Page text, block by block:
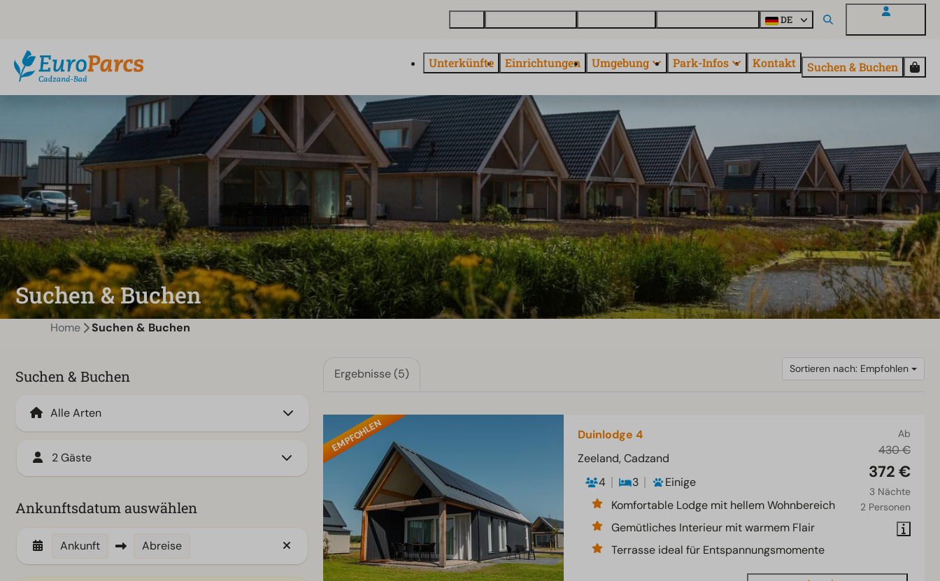
DE
Unterkünfte Einrichtungen Umgebung Park-Infos Kontakt Suchen & Buchen
Suchen & Buchen
Home Suchen & Buchen
Suchen & Buchen
2 Gäste
Ankunftsdatum auswählen
Ankunft Abreise
Sortieren nach: Empfohlen
Ergebnisse (5)
EMPFOHLEN Ab
430 €
372 €
3 Nächte
2 Personen
Duinlodge 4
Zeeland, Cadzand
4
3
Einige
Komfortable Lodge mit hellem Wohnbereich
Gemütliches Interieur mit warmem Flair
Terrasse ideal für Entspannungsmomente